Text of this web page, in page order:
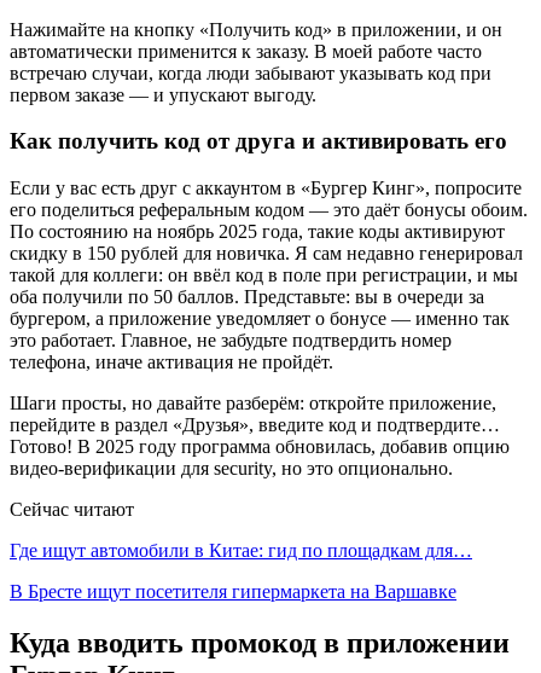
Нажимайте на кнопку «Получить код» в приложении, и он
автоматически применится к заказу. В моей работе часто
встречаю случаи, когда люди забывают указывать код при
первом заказе — и упускают выгоду.
Как получить код от друга и активировать его
Если у вас есть друг с аккаунтом в «Бургер Кинг», попросите
его поделиться реферальным кодом — это даёт бонусы обоим.
По состоянию на ноябрь 2025 года, такие коды активируют
скидку в 150 рублей для новичка. Я сам недавно генерировал
такой для коллеги: он ввёл код в поле при регистрации, и мы
оба получили по 50 баллов. Представьте: вы в очереди за
бургером, а приложение уведомляет о бонусе — именно так
это работает. Главное, не забудьте подтвердить номер
телефона, иначе активация не пройдёт.
Шаги просты, но давайте разберём: откройте приложение,
перейдите в раздел «Друзья», введите код и подтвердите…
Готово! В 2025 году программа обновилась, добавив опцию
видео-верификации для security, но это опционально.
Сейчас читают
Где ищут автомобили в Китае: гид по площадкам для…
В Бресте ищут посетителя гипермаркета на Варшавке
Куда вводить промокод в приложении